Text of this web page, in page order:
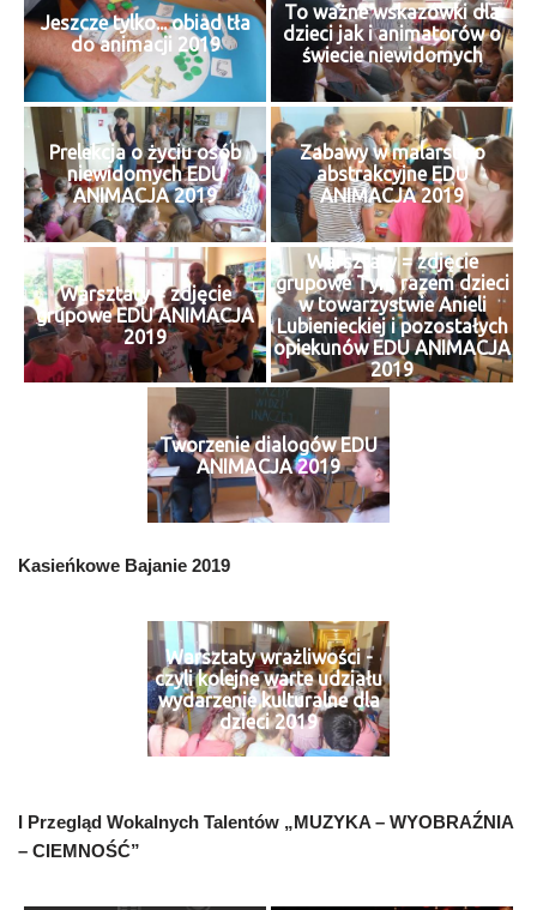
Jeszcze tylko... obiad tła
do animacji 2019
To ważne wskazówki dla
dzieci jak i animatorów o
świecie niewidomych
Prelekcja o życiu osób
niewidomych EDU
ANIMACJA 2019
Zabawy w malarstwo
abstrakcyjne EDU
ANIMACJA 2019
Warsztaty = zdjęcie
grupowe EDU ANIMACJA
2019
Warsztaty = zdjęcie
grupowe Tym razem dzieci
w towarzystwie Anieli
Lubienieckiej i pozostałych
opiekunów EDU ANIMACJA
2019
Tworzenie dialogów EDU
ANIMACJA 2019
Kasieńkowe Bajanie 2019
Warsztaty wrażliwości -
czyli kolejne warte udziału
wydarzenie kulturalne dla
dzieci 2019
I Przegląd Wokalnych Talentów „MUZYKA – WYOBRAŹNIA
– CIEMNOŚĆ”